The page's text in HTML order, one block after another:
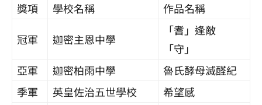
獎項 學校名稱 作品名稱
冠軍 迦密主恩中學
「耆」逢敵
「守」
亞軍
迦密柏雨中學
魯氏酵母滅醛紀
季軍
英皇佐治五世學校
希望感